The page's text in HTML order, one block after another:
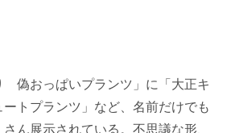
偽おっぱいプランツ」に「大正キ
ートプランツ」など、名前だけでも
ん展示されている。不思議な形、